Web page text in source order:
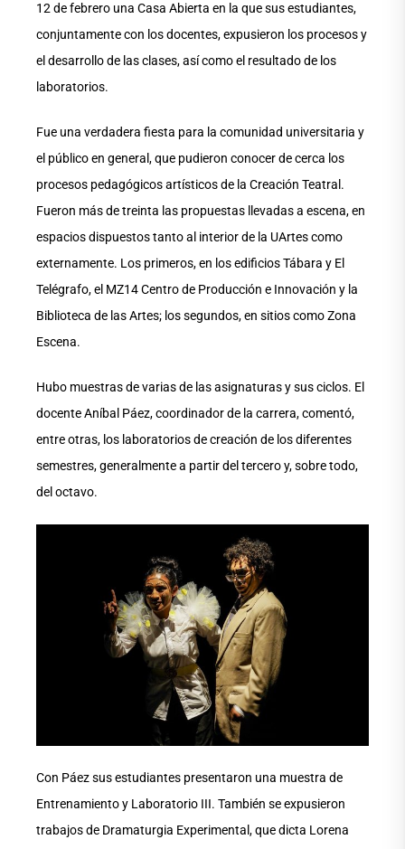
12 de febrero una Casa Abierta en la que sus estudiantes,
conjuntamente con los docentes, expusieron los procesos y
el desarrollo de las clases, así como el resultado de los
laboratorios.
Fue una verdadera fiesta para la comunidad universitaria y
el público en general, que pudieron conocer de cerca los
procesos pedagógicos artísticos de la Creación Teatral.
Fueron más de treinta las propuestas llevadas a escena, en
espacios dispuestos tanto al interior de la UArtes como
externamente. Los primeros, en los edificios Tábara y El
Telégrafo, el MZ14 Centro de Producción e Innovación y la
Biblioteca de las Artes; los segundos, en sitios como Zona
Escena.
Hubo muestras de varias de las asignaturas y sus ciclos. El
docente Aníbal Páez, coordinador de la carrera, comentó,
entre otras, los laboratorios de creación de los diferentes
semestres, generalmente a partir del tercero y, sobre todo,
del octavo.
Con Páez sus estudiantes presentaron una muestra de
Entrenamiento y Laboratorio III. También se expusieron
trabajos de Dramaturgia Experimental, que dicta Lorena